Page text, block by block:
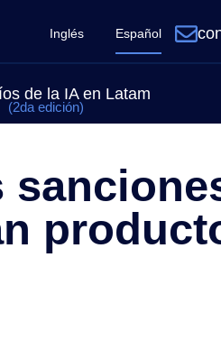
Inglés Español
de la IA en Latam
(2da edición)